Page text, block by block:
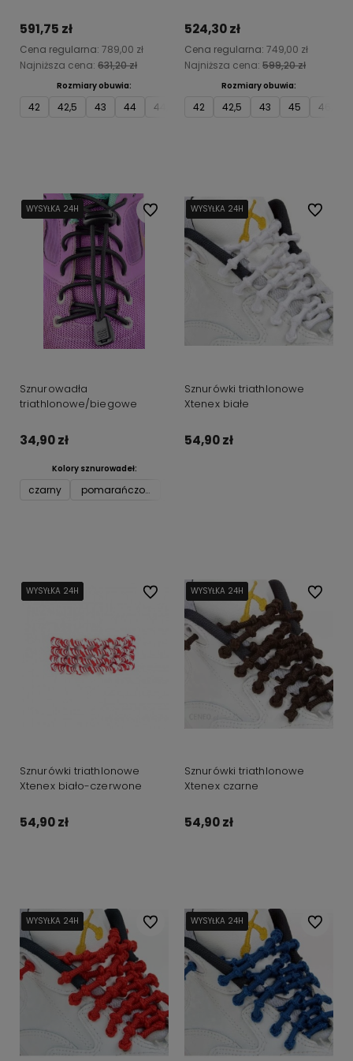
591,75 zł
Cena regularna: 789,00 zł
Najniższa cena: 631,20 zł
Rozmiary obuwia:
42 42,5 43 44 44,5 45 46 46,5
524,30 zł
Cena regularna: 749,00 zł
Najniższa cena: 599,20 zł
Rozmiary obuwia:
42 42,5 43 45 46,5
WYSYŁKA 24H
WYSYŁKA 24H
WYSYŁKA 24H
Sznurowadła
triathlonowe/biegowe
34,90 zł
Kolory sznurowadeł:
czarny pomarańczowy
Do ulubionychWYSYŁKA 24H
WYSYŁKA 24H
WYSYŁKA 24H
Sznurówki triathlonowe
Xtenex białe
54,90 zł
Do
WYSYŁKA 24H
WYSYŁKA 24H
WYSYŁKA 24H
Sznurówki triathlonowe
Xtenex biało-czerwone
54,90 zł
Do ulubionychWYSYŁKA 24H
WYSYŁKA 24H
WYSYŁKA 24H
Sznurówki triathlonowe
Xtenex czarne
54,90 zł
Do
WYSYŁKA 24H
WYSYŁKA 24H
WYSYŁKA 24H Do ulubionychWYSYŁKA 24H
WYSYŁKA 24H
WYSYŁKA 24H Do